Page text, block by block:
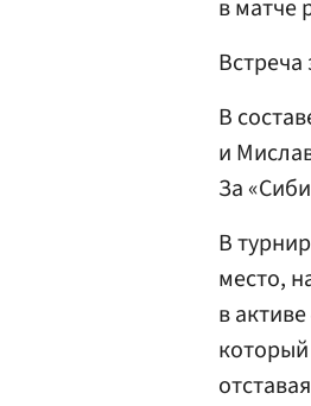
в матче
В
и
За
В
место,
в